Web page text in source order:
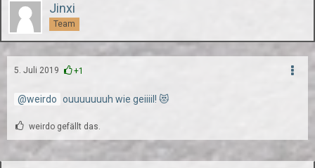
Jinxi
Team
5. Juli 2019 +1
weirdo ouuuuuuuh wie geiiiil! 😻
weirdo gefällt das.